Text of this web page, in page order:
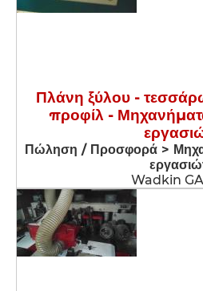
Πλάνη ξύλου -
προφίλ -
Πώληση / Προσφορά >
Wadkin